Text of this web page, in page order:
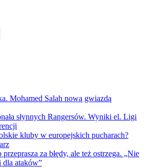
Mohamed Salah nową gwiazdą
słynnych Rangersów. Wyniki el. Ligi
kluby w europejskich pucharach?
za błędy, ale też ostrzega. „Nie
dla ataków”